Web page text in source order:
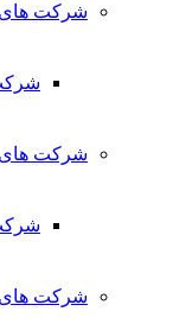
شرکت های
شرکت های
شرکت های